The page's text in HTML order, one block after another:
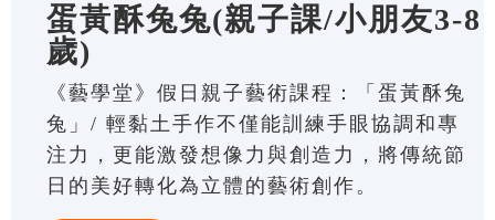
蛋黃酥兔兔(親子課/小朋友3-8
歲)
《藝學堂》假日親子藝術課程：「蛋黃酥兔
兔」/ 輕黏土手作不僅能訓練手眼協調和專
注力，更能激發想像力與創造力，將傳統節
日的美好轉化為立體的藝術創作。